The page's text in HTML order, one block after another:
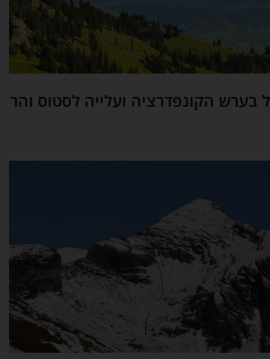
בערש הקונפדרציה ועלייה לסטוס והר